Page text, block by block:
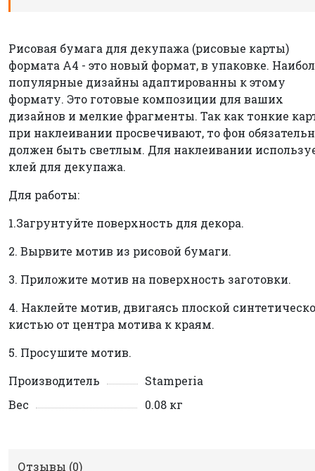
Рисовая бумага для декупажа (рисовые карты)
формата А4 - это новый формат, в упаковке.
популярные дизайны адаптированны к этому
формату. Это готовые композиции для ваших
дизайнов и мелкие фрагменты. Так как тонкие
при наклеивании просвечивают, то фон
должен быть светлым. Для наклеивании
клей для декупажа.
Для работы:
1.Загрунтуйте поверхность для декора.
2. Вырвите мотив из рисовой бумаги.
3. Приложите мотив на поверхность заготовки.
4. Наклейте мотив, двигаясь плоской
кистью от центра мотива к краям.
5. Просушите мотив.
Производитель
Stamperia
Вес
0.08 кг
Отзывы (0)